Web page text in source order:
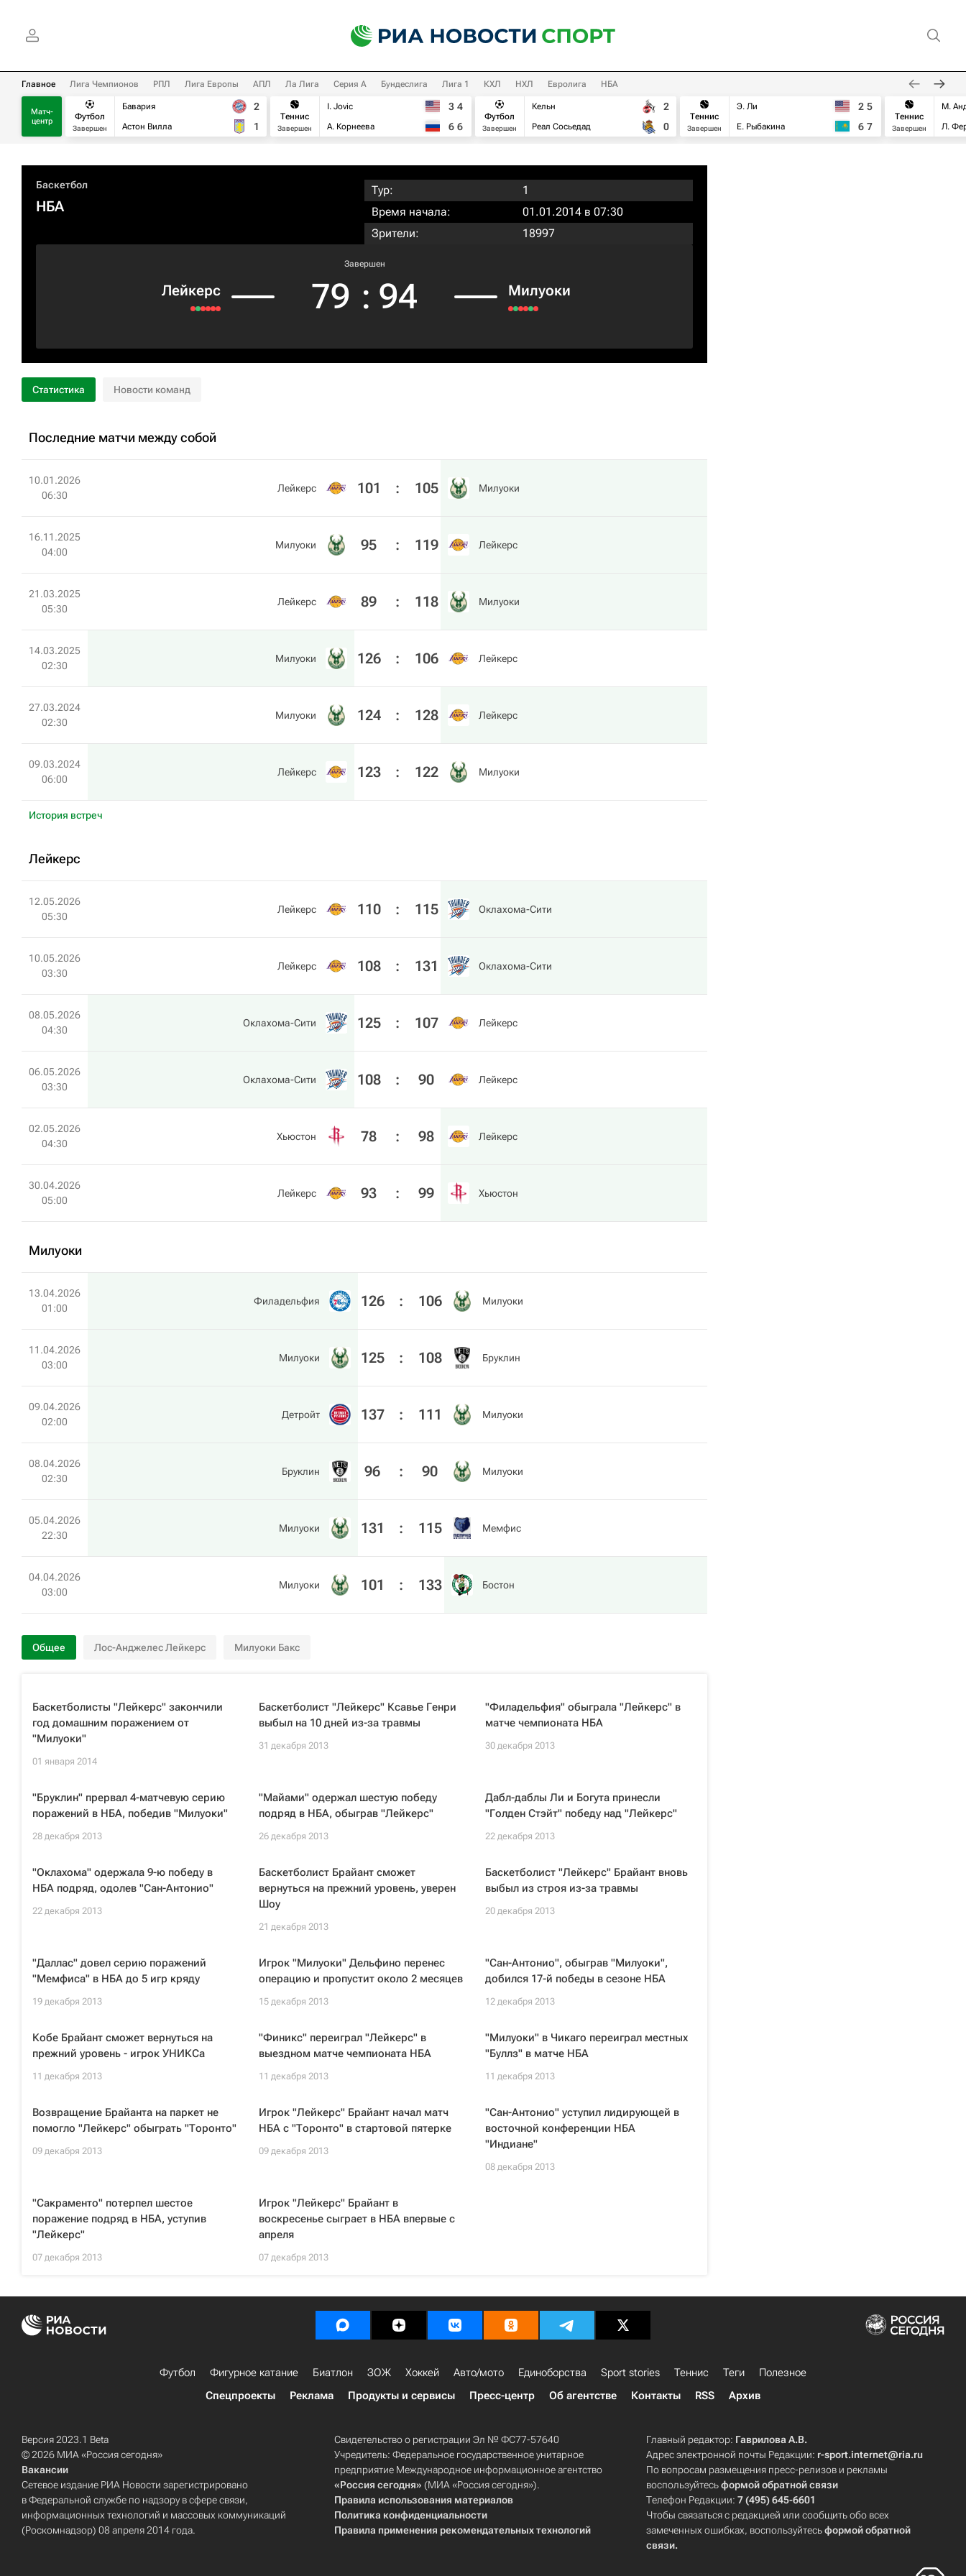
Главное Лига Чемпионов РПЛ Лига Европы АПЛ Ла Лига Серия А Бундеслига Лига 1 КХЛ НХЛ Евролига НБА
Матч-
центр
Футбол
Завершен
Бавария
Астон Вилла
2
1
Теннис
Завершен
I. Jovic
А. Корнеева
3 4
6 6
Футбол
Завершен
Кельн
Реал Сосьедад
2
0
Теннис
Завершен
Э. Ли
Е. Рыбакина
2 5
6 7
Теннис
Завершен
М.
Л.
Баскетбол
НБА
Тур:
1
Время начала:
01.01.2014 в 07:30
Зрители:
18997
Лейкерс
Завершен
79 : 94 Милуоки
Статистика Новости команд
Последние матчи между собой
10.01.2026
06:30
Лейкерс 101 : 105 Милуоки
16.11.2025
04:00
Милуоки 95 : 119 Лейкерс
21.03.2025
05:30
Лейкерс 89 : 118 Милуоки
14.03.2025
02:30
Милуоки 126 : 106 Лейкерс
27.03.2024
02:30
Милуоки 124 : 128 Лейкерс
09.03.2024
06:00
Лейкерс 123 : 122 Милуоки
История встреч
Лейкерс
12.05.2026
05:30
Лейкерс 110 : 115 Оклахома-Сити
10.05.2026
03:30
Лейкерс 108 : 131 Оклахома-Сити
08.05.2026
04:30
Оклахома-Сити 125 : 107 Лейкерс
06.05.2026
03:30
Оклахома-Сити 108 : 90 Лейкерс
02.05.2026
04:30
Хьюстон 78 : 98 Лейкерс
30.04.2026
05:00
Лейкерс 93 : 99 Хьюстон
Милуоки
13.04.2026
01:00
Филадельфия 126 : 106 Милуоки
11.04.2026
03:00
Милуоки 125 : 108 Бруклин
09.04.2026
02:00
Детройт 137 : 111 Милуоки
08.04.2026
02:30
Бруклин 96 : 90 Милуоки
05.04.2026
22:30
Милуоки 131 : 115 Мемфис
04.04.2026
03:00
Милуоки 101 : 133 Бостон
Общее Лос-Анджелес Лейкерс Милуоки Бакс
Баскетболисты "Лейкерс" закончили
год домашним поражением от
"Милуоки"
01 января 2014
Баскетболист "Лейкерс" Ксавье Генри
выбыл на 10 дней из-за травмы
31 декабря 2013
"Филадельфия" обыграла "Лейкерс" в
матче чемпионата НБА
30 декабря 2013
"Бруклин" прервал 4-матчевую серию
поражений в НБА, победив "Милуоки"
28 декабря 2013
"Майами" одержал шестую победу
подряд в НБА, обыграв "Лейкерс"
26 декабря 2013
Дабл-даблы Ли и Богута принесли
"Голден Стэйт" победу над "Лейкерс"
22 декабря 2013
"Оклахома" одержала 9-ю победу в
НБА подряд, одолев "Сан-Антонио"
22 декабря 2013
Баскетболист Брайант сможет
вернуться на прежний уровень, уверен
Шоу
21 декабря 2013
Баскетболист "Лейкерс" Брайант вновь
выбыл из строя из-за травмы
20 декабря 2013
"Даллас" довел серию поражений
"Мемфиса" в НБА до 5 игр кряду
19 декабря 2013
Игрок "Милуоки" Дельфино перенес
операцию и пропустит около 2 месяцев
15 декабря 2013
"Сан-Антонио", обыграв "Милуоки",
добился 17-й победы в сезоне НБА
12 декабря 2013
Кобе Брайант сможет вернуться на
прежний уровень - игрок УНИКСа
11 декабря 2013
"Финикс" переиграл "Лейкерс" в
выездном матче чемпионата НБА
11 декабря 2013
"Милуоки" в Чикаго переиграл местных
"Буллз" в матче НБА
11 декабря 2013
Возвращение Брайанта на паркет не
помогло "Лейкерс" обыграть "Торонто"
09 декабря 2013
Игрок "Лейкерс" Брайант начал матч
НБА с "Торонто" в стартовой пятерке
09 декабря 2013
"Сан-Антонио" уступил лидирующей в
восточной конференции НБА
"Индиане"
08 декабря 2013
"Сакраменто" потерпел шестое
поражение подряд в НБА, уступив
"Лейкерс"
07 декабря 2013
Игрок "Лейкерс" Брайант в
воскресенье сыграет в НБА впервые с
апреля
07 декабря 2013
Футбол Фигурное катание Биатлон ЗОЖ Хоккей Авто/мото Единоборства Sport stories Теннис Теги
Полезное
Спецпроекты
Реклама Продукты и сервисы Пресс-центр Об агентстве Контакты RSS Архив
Версия 2023.1 Beta
© 2026 МИА «Россия сегодня»
Вакансии
Сетевое издание РИА Новости зарегистрировано
в Федеральной службе по надзору в сфере связи,
информационных технологий и массовых коммуникаций
(Роскомнадзор) 08 апреля 2014 года.
Свидетельство о регистрации Эл № ФС77-57640
Учредитель: Федеральное государственное унитарное
предприятие Международное информационное агентство
«Россия сегодня» (МИА «Россия сегодня»).
Правила использования материалов
Политика конфиденциальности
Правила применения рекомендательных технологий
Главный редактор: Гаврилова А.В.
Адрес электронной почты Редакции: r-sport.internet@ria.ru
По вопросам размещения пресс-релизов и рекламы
воспользуйтесьформой обратной связи
Телефон Редакции:7 (495) 645-6601
Чтобы связаться с редакцией или сообщить обо всех
замеченных ошибках, воспользуйтесьформой обратной
связи.